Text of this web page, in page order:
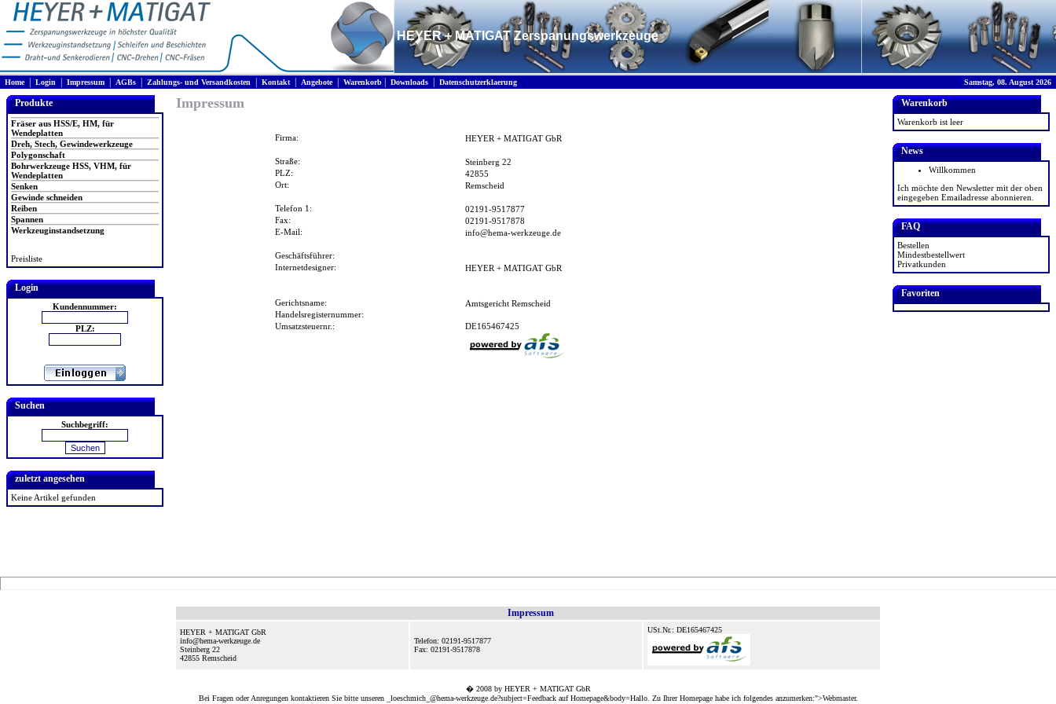
HEYER + MATIGAT Zerspanungswerkzeuge
Home| Login Impressum AGBs Zahlungs- und Versandkosten Kontakt| Angebote| Warenkorb Downloads Datenschutzerklaerung Samstag, 08. August 2026
Produkte
Fräser aus HSS/E, HM, für
Wendeplatten
Dreh, Stech, Gewindewerkzeuge
Polygonschaft
Bohrwerkzeuge HSS, VHM, für
Wendeplatten
Senken
Gewinde schneiden
Reiben
Spannen
Werkzeuginstandsetzung
Preisliste
Login
Kundennummer:
PLZ:
Suchen
Suchbegriff:
zuletzt angesehen
Keine Artikel gefunden
Impressum
Firma: HEYER + MATIGAT GbR
Straße:
Steinberg 22
PLZ:
42855
Ort:
Remscheid
Telefon 1:
02191-9517877
Fax:
02191-9517878
E-Mail:
info@hema-werkzeuge.de
Geschäftsführer:
Internetdesigner:
HEYER + MATIGAT GbR
Gerichtsname:
Amtsgericht Remscheid
Handelsregisternummer:
Umsatzsteuernr.:
DE165467425
Warenkorb
Warenkorb ist leer
News
Willkommen
Ich möchte den Newsletter mit der oben
eingegeben Emailadresse abonnieren.
FAQ
Bestellen
Mindestbestellwert
Privatkunden
Favoriten
Impressum
HEYER + MATIGAT GbR
info@hema-werkzeuge.de
Steinberg 22
42855 Remscheid
Telefon: 02191-9517877
Fax: 02191-9517878
USt.Nr.: DE165467425
� 2008 by HEYER + MATIGAT GbR
Bei Fragen oder Anregungen kontaktieren Sie bitte unseren
_loeschmich_@hema-werkzeuge.de?subject=Feedback auf Homepage&body=Hallo. Zu Ihrer Homepage habe ich folgendes anzumerken:">Webmaster.